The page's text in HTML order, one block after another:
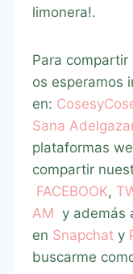
limonera!.
Para
os esperamos
en:
Sana
plataformas
compartir
FACEBOOK,
AM y además
en Snapchat y
buscarme